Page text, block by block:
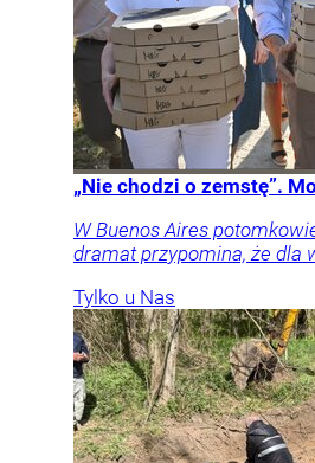
„Nie chodzi o zemstę”.
W Buenos Aires
dramat przypomina, że dla
Tylko u Nas